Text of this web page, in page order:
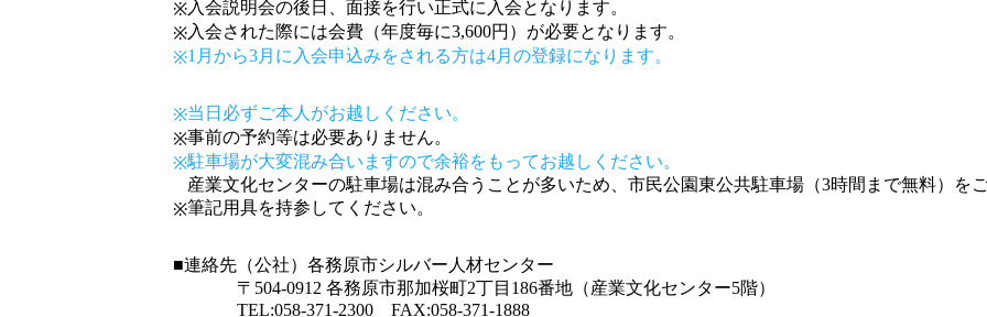
※入会説明会の後日、面接を行い正式に入会となります。
※入会された際には会費（年度毎に3,600円）が必要となります。
※1月から3月に入会申込みをされる方は4月の登録になります。
※当日必ずご本人がお越しください。
※事前の予約等は必要ありません。
※駐車場が大変混み合いますので余裕をもってお越しください。
産業文化センターの駐車場は混み合うことが多いため、市民公園東公共駐車場（3時間まで無料）を
※筆記用具を持参してください。
■連絡先 （公社）各務原市シルバー人材センター
〒504-0912 各務原市那加桜町2丁目186番地 （産業文化センター5階）
TEL:058-371-2300 FAX:058-371-1888